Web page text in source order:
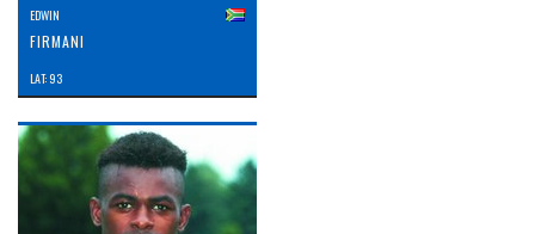
EDWIN
FIRMANI
LAT: 93